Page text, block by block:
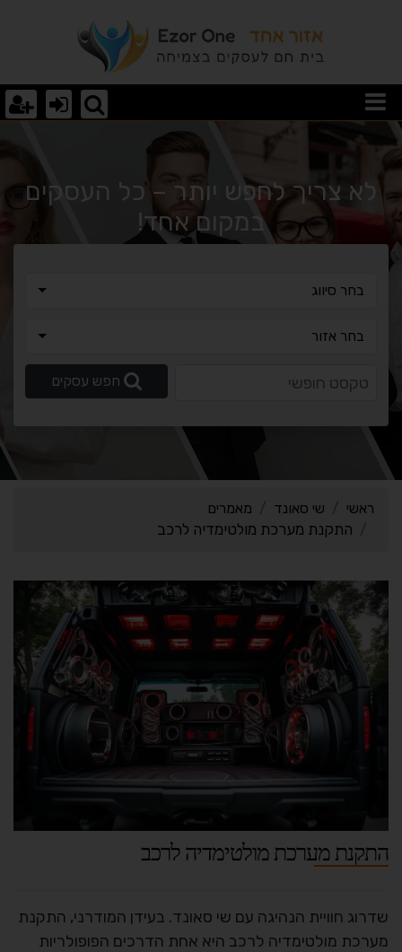
התקנת מערכת מולטימדיה
לא צריך לחפש יותר – כל העסקים
במקום אחד!
בחר סיווג
בחר אזור
חפש עסקים
ראשי שי סאונד מאמרים
התקנת מערכת מולטימדיה לרכב
התקנת מערכת מולטימדיה לרכב
שדרוג חוויית הנהיגה עם שי סאונד. בעידן המודרני, התקנת
מערכת מולטימדיה לרכב היא אחת הדרכים הפופולריות